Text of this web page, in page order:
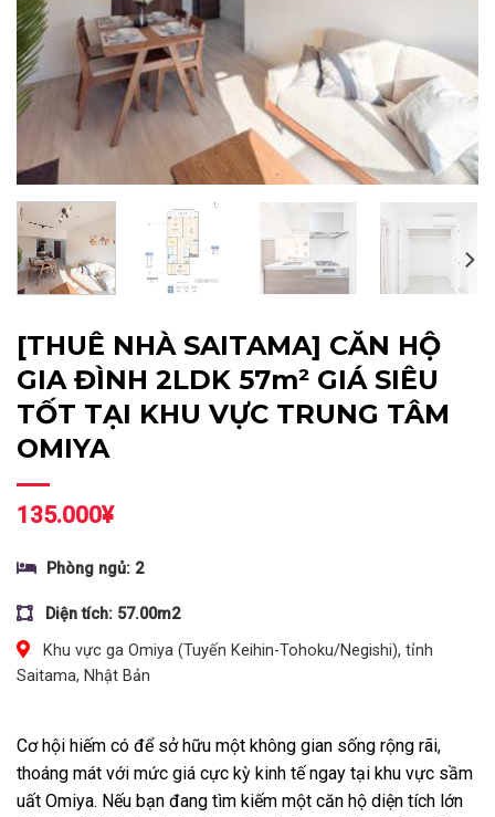
[THUÊ NHÀ SAITAMA] CĂN HỘ
GIA ĐÌNH 2LDK 57m² GIÁ SIÊU
TỐT TẠI KHU VỰC TRUNG TÂM
OMIYA
135.000¥
Phòng ngủ: 2
Diện tích: 57.00m2
Khu vực ga Omiya (Tuyến Keihin-Tohoku/Negishi), tỉnh
Saitama, Nhật Bản
Cơ hội hiếm có để sở hữu một không gian sống rộng rãi,
thoáng mát với mức giá cực kỳ kinh tế ngay tại khu vực sầm
uất Omiya. Nếu bạn đang tìm kiếm một căn hộ diện tích lớn